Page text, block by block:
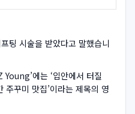
팅 시술을 받았다고 말했습니
에는 ‘입안에서 터질
주꾸미 맛집’이라는 제목의 영